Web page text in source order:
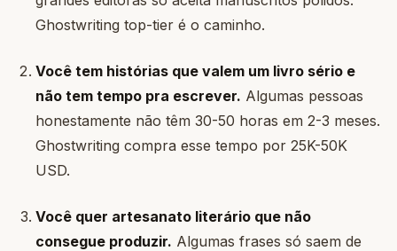
Ghostwriting top-tier é o caminho.
Você tem histórias que valem um livro sério e
não tem tempo pra escrever. Algumas pessoas
honestamente não têm 30-50 horas em 2-3 meses.
Ghostwriting compra esse tempo por 25K-50K
USD.
Você quer artesanato literário que não
consegue produzir. Algumas frases só saem de